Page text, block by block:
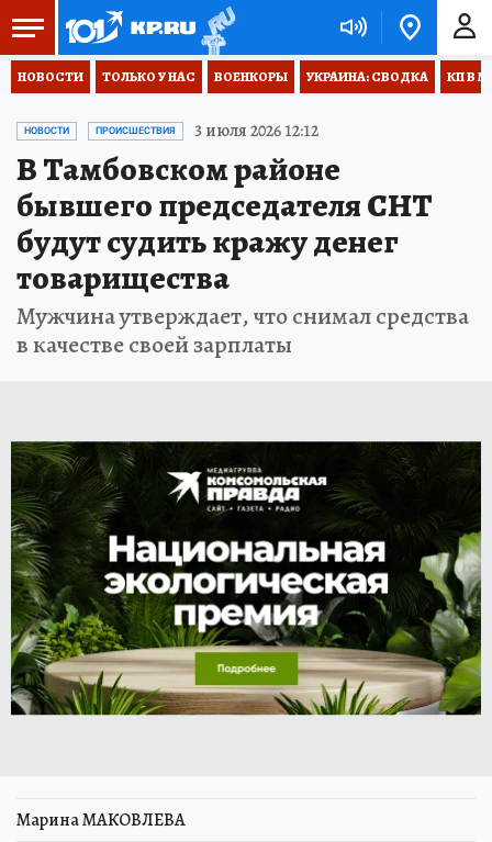
НОВОСТИ ТОЛЬКО У НАС ВОЕНКОРЫ УКРАИНА: СВОДКА КП В
НОВОСТИ ПРОИСШЕСТВИЯ 3 июля 2026 12:12
В Тамбовском районе
бывшего председателя СНТ
будут судить кражу денег
товарищества
Мужчина утверждает, что снимал средства
в качестве своей зарплаты
Марина МАКОВЛЕВА